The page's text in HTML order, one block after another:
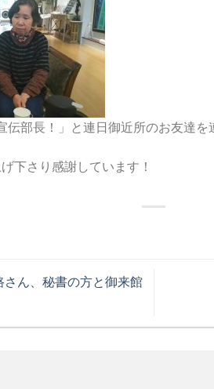
伝部長！」と連日御近所のお友達
下さり感謝しています！
ん、秘書の方と御来館